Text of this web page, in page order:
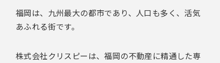
福岡は、九州最大の都市であり、人口も多く、活気
あふれる街です。
株式会社クリスピーは、福岡の不動産に精通した専